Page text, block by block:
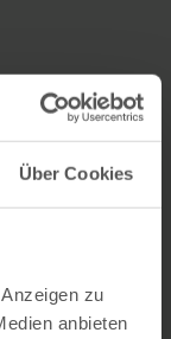
Über Cookies
zu
anbieten